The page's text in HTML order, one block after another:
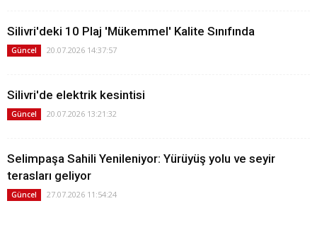
Silivri'deki 10 Plaj 'Mükemmel' Kalite Sınıfında
Güncel 20.07.2026 14:37:57
Silivri'de elektrik kesintisi
Güncel 20.07.2026 13:21:32
Selimpaşa Sahili Yenileniyor: Yürüyüş yolu ve seyir
terasları geliyor
Güncel 27.07.2026 11:54:24